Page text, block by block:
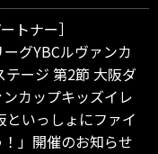
ートナー］
グYBCルヴァンカ
テージ 第2節 大阪ダ
カップキッズイレ
といっしょにファイ
」開催のお知らせ